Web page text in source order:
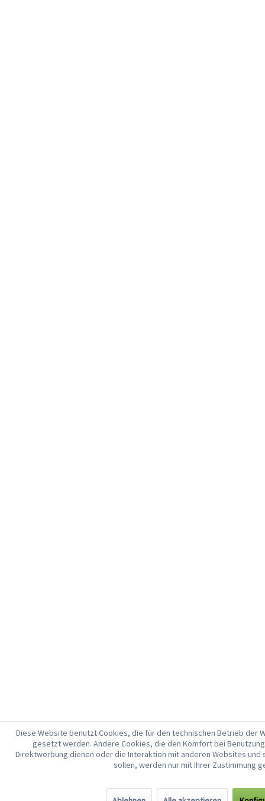
Diese Website benutzt Cookies, die für den technischen Betrieb der
gesetzt werden. Andere Cookies, die den Komfort bei
Direktwerbung dienen oder die Interaktion mit anderen Websites
sollen, werden nur mit Ihrer Zustimmung